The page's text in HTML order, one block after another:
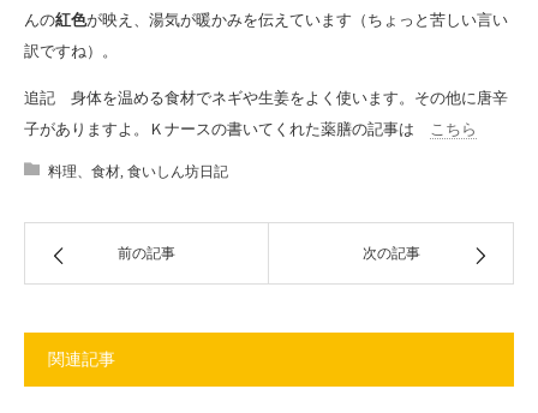
んの紅色が映え、湯気が暖かみを伝えています（ちょっと苦しい言い
訳ですね）。
追記 身体を温める食材でネギや生姜をよく使います。その他に唐辛
子がありますよ。Ｋナースの書いてくれた薬膳の記事は こちら
料理、食材, 食いしん坊日記
前の記事 次の記事
関連記事